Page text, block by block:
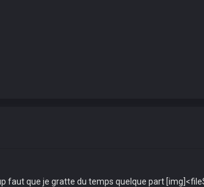
faut que je gratte du temps quelque part